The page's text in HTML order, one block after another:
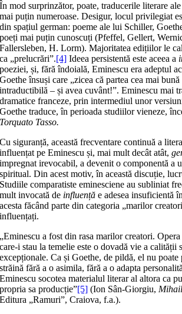
În mod surprinzător, poate, traducerile literare
mai puțin numeroase. Desigur, locul privilegiat
din spațiul german: poeme ale lui Schiller,
poeți mai puțin cunoscuți (Pfeffel, Gellert,
Fallersleben, H. Lorm). Majoritatea edițiilor le
ca „prelucrări”.[4] Ideea persistentă este aceea a
poeziei, și, fără îndoială, Eminescu era adeptul
Goethe însuși care „zicea că partea cea mai
intraductibilă – și avea cuvânt!”. Eminescu mai
dramatice franceze, prin intermediul unor
Goethe traduce, în perioada studiilor vieneze,
Torquato Tasso.
Cu siguranță, această frecventare continuă a
influențat pe Eminescu și, mai mult decât atât,
impregnat irevocabil, a devenit o componentă a
spiritual. Din acest motiv, în această discuție,
Studiile comparatiste eminesciene au subliniat
mult invocată de influențăe adesea insuficientă
acesta făcând parte din categoria „marilor
influențați.
„Eminescu a fost din rasa marilor creatori.
care-i stau la temelie este o dovadă vie a calității
excepționale. Ca și Goethe, de pildă, el nu
străină fără a o asimila, fără a o adapta
Eminescu socotea materialul literar al altora ca
propria sa producție”[5] (Ion Sân-Giorgiu,
Editura „Ramuri”, Craiova, f.a.).